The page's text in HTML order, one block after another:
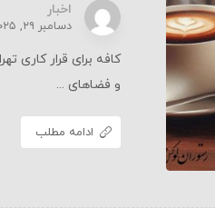
اخبار
دسامبر ۲۹, ۲۰۲۵
کافه برای قرار کاری
و فضاهای ...
ادامه مطلب